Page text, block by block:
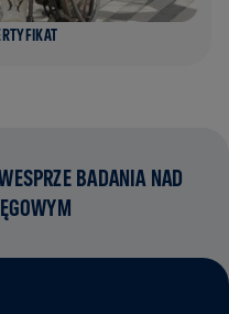
BADANIA NAD